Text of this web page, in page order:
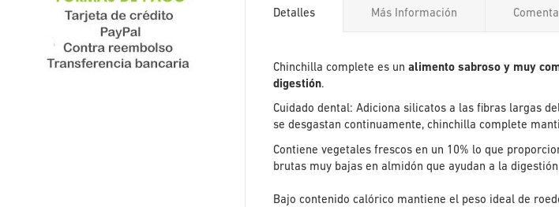
la
imágenes
Detalles
Chinchilla complete es unalimento sabroso y muy
digestión.
Cuidado dental: Adiciona silicatos a las fibras largas
se desgastan continuamente, chinchilla complete
Contiene vegetales frescos en un 10% lo que
brutas muy bajas en almidón que ayudan a la
Bajo contenido calórico mantiene el peso ideal de
Más Información